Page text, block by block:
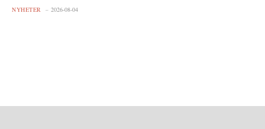
NYHETER 2026-08-04